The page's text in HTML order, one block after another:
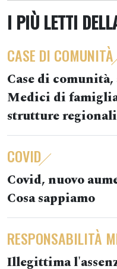
I PIÙ LETTI
CASE DI COMUNITÀ
Case di
Medici di
strutture regionali
COVID
Covid, nuovo
Cosa sappiamo
RESPONSABILITÀ
Illegittima